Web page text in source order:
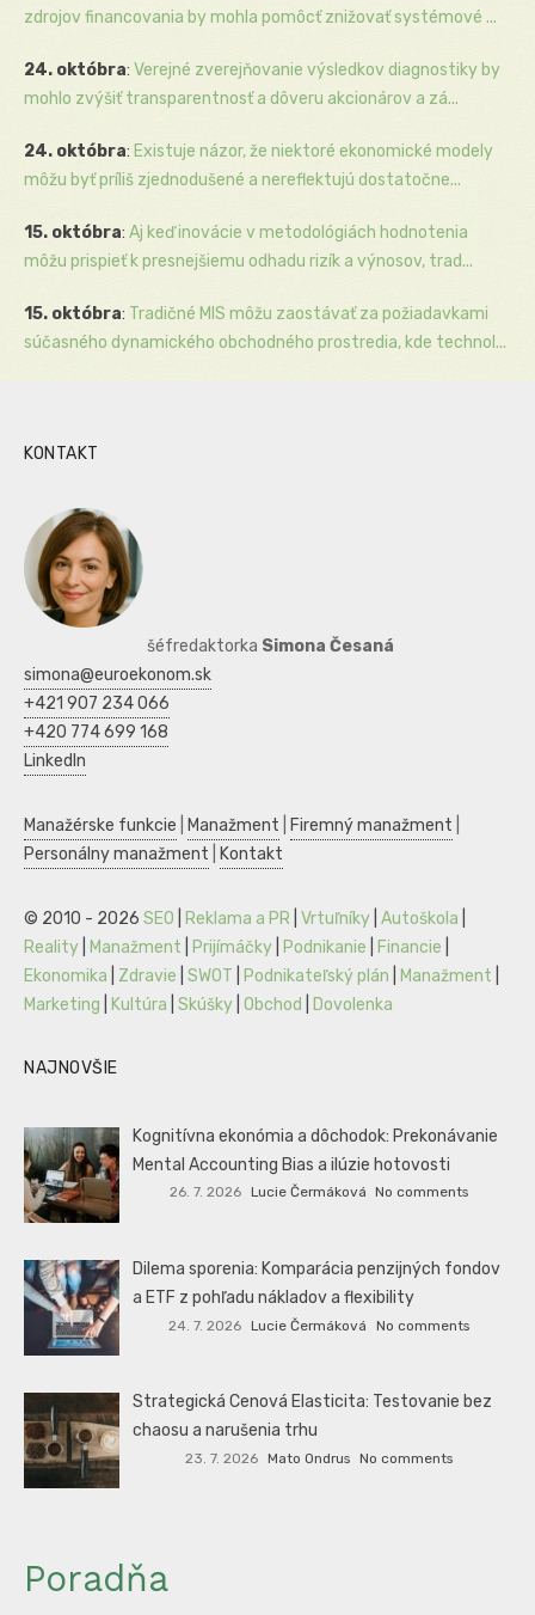
zdrojov financovania by mohla pomôcť znižovať systémové ...
24. októbra: Verejné zverejňovanie výsledkov diagnostiky by
mohlo zvýšiť transparentnosť a dôveru akcionárov a zá...
24. októbra: Existuje názor, že niektoré ekonomické modely
môžu byť príliš zjednodušené a nereflektujú dostatočne...
15. októbra: Aj keď inovácie v metodológiách hodnotenia
môžu prispieť k presnejšiemu odhadu rizík a výnosov, trad...
15. októbra: Tradičné MIS môžu zaostávať za požiadavkami
súčasného dynamického obchodného prostredia, kde technol...
KONTAKT
šéfredaktorka Simona Česaná
simona@euroekonom.sk
+421 907 234 066
+420 774 699 168
LinkedIn
Manažérske funkcie Manažment Firemný manažment
Personálny manažment
Kontakt
© 2010 - 2026 SEO Reklama a PR Vrtuľníky Autoškola
Reality
Manažment Prijímáčky Podnikanie Financie
Ekonomika
Zdravie SWOT Podnikateľský plán Manažment
Marketing
Kultúra Skúšky Obchod Dovolenka
NAJNOVŠIE
Kognitívna ekonómia a dôchodok: Prekonávanie
Mental Accounting Bias a ilúzie hotovosti
26. 7. 2026 Lucie Čermáková No comments
Dilema sporenia: Komparácia penzijných fondov
a ETF z pohľadu nákladov a flexibility
24. 7. 2026 Lucie Čermáková No comments
Strategická Cenová Elasticita: Testovanie bez
chaosu a narušenia trhu
23. 7. 2026 Mato Ondrus No comments
Poradňa